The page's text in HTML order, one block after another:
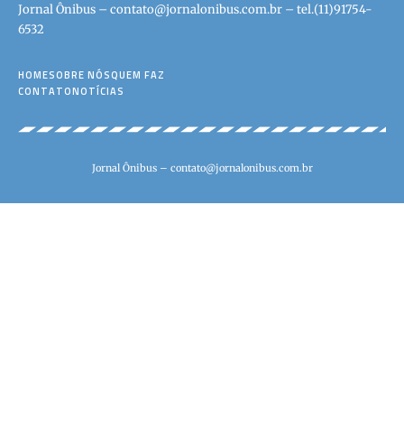
Jornal Ônibus – contato@jornalonibus.com.br – tel.(11)91754-
6532
HOMESOBRE NÓSQUEM FAZ
CONTATONOTÍCIAS
Jornal Ônibus – contato@jornalonibus.com.br